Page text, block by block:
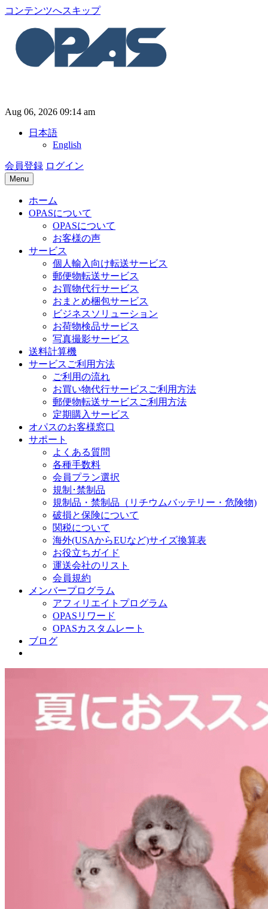
コンテンツへスキップ
Aug 06, 2026 09:14 am
日本語
English
会員登録 ログイン
Menu
ホーム
OPASについて
OPASについて
お客様の声
サービス
個人輸入向け転送サービス
郵便物転送サービス
お買物代行サービス
おまとめ梱包サービス
ビジネスソリューション
お荷物検品サービス
写真撮影サービス
送料計算機
サービスご利用方法
ご利用の流れ
お買い物代行サービスご利用方法
郵便物転送サービスご利用方法
定期購入サービス
オパスのお客様窓口
サポート
よくある質問
各種手数料
会員プラン選択
規制･禁制品
規制品・禁制品（リチウムバッテリー・危険物)
破損と保険について
関税について
海外(USAからEUなど)サイズ換算表
お役立ちガイド
運送会社のリスト
会員規約
メンバープログラム
アフィリエイトプログラム
OPASリワード
OPASカスタムレート
ブログ